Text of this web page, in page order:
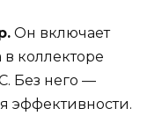
Он включает
в коллекторе
Без него —
эффективности.